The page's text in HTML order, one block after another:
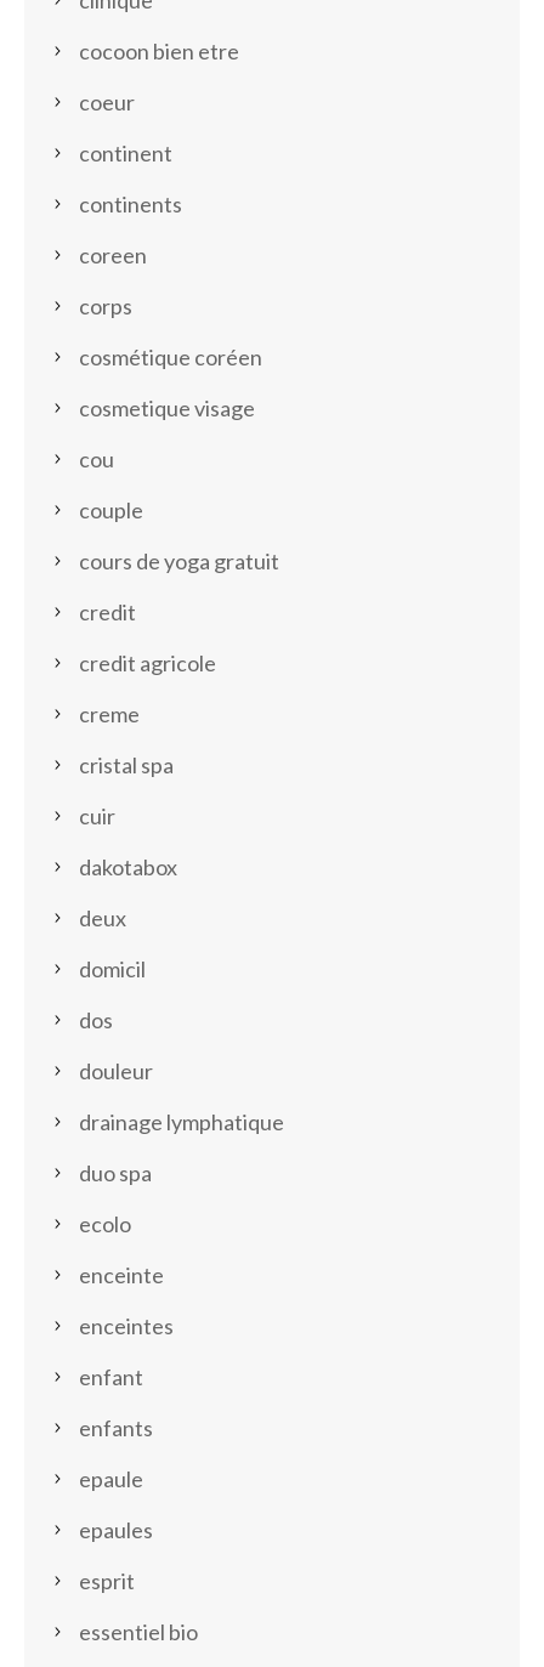
cocoon bien etre
coeur
continent
continents
coreen
corps
cosmétique coréen
cosmetique visage
cou
couple
cours de yoga gratuit
credit
credit agricole
creme
cristal spa
cuir
dakotabox
deux
domicil
dos
douleur
drainage lymphatique
duo spa
ecolo
enceinte
enceintes
enfant
enfants
epaule
epaules
esprit
essentiel bio